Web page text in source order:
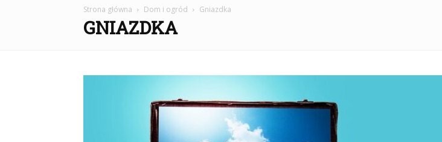
Strona główna Dom i ogród Gniazdka
GNIAZDKA